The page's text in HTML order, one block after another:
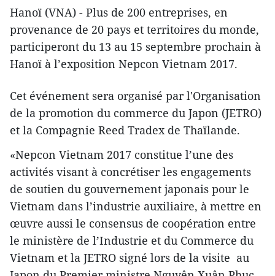
Hanoï (VNA) - Plus de 200 entreprises, en
provenance de 20 pays et territoires du monde,
participeront du 13 au 15 septembre prochain à
Hanoï à l’exposition Nepcon Vietnam 2017.
Cet événement sera organisé par l'Organisation
de la promotion du commerce du Japon (JETRO)
et la Compagnie Reed Tradex de Thaïlande.
«Nepcon Vietnam 2017 constitue l’une des
activités visant à concrétiser les engagements
de soutien du gouvernement japonais pour le
Vietnam dans l’industrie auxiliaire, à mettre en
œuvre aussi le consensus de coopération entre
le ministère de l’Industrie et du Commerce du
Vietnam et la JETRO signé lors de la visite au